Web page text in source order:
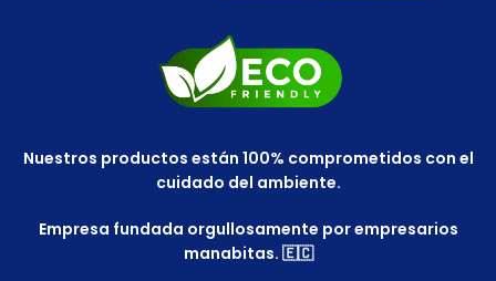
Nuestros productos están 100% comprometidos con el
cuidado del ambiente.
Empresa fundada orgullosamente por empresarios
manabitas. 🇪🇨